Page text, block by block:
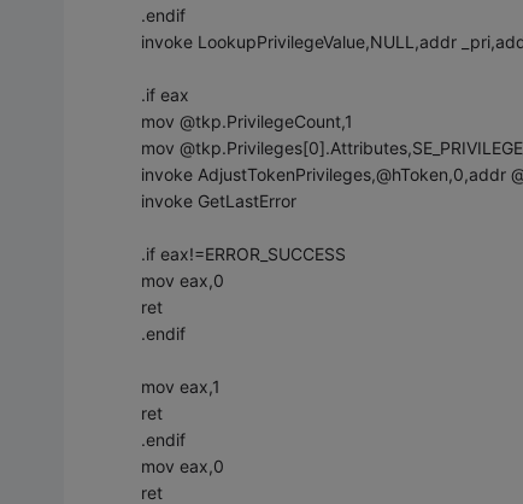
.endif
invoke LookupPrivilegeValue,NULL,addr
.if eax
mov @tkp.PrivilegeCount,1
mov
invoke AdjustTokenPrivileges,@hToken,0,addr
invoke GetLastError
.if eax!=ERROR_SUCCESS
mov eax,0
ret
.endif
mov eax,1
ret
.endif
mov eax,0
ret